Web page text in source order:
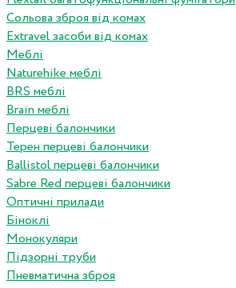
Сольова зброя від комах
Extravel засоби від комах
Меблі
Naturehike меблі
BRS меблі
Brain меблі
Перцеві балончики
Терен перцеві балончики
Ballistol перцеві балончики
Sabre Red перцеві балончики
Оптичні прилади
Біноклі
Монокуляри
Підзорні труби
Пневматична зброя